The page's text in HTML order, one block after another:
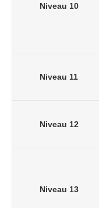
Niveau 10
Niveau 11
Niveau 12
Niveau 13